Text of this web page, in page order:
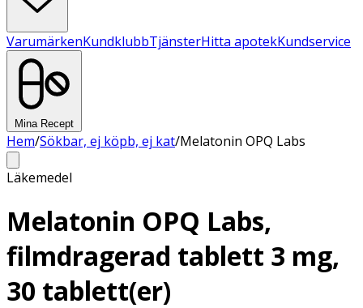
VarumärkenKundklubbTjänsterHitta apotekKundservice
Mina Recept
Hem/Sökbar, ej köpb, ej kat/Melatonin OPQ Labs
Läkemedel
Melatonin OPQ Labs,
filmdragerad tablett 3 mg,
30 tablett(er)